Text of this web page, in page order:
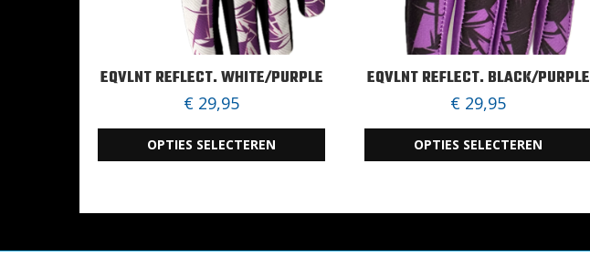
EQVLNT REFLECT. WHITE/PURPLE
€ 29,95
OPTIES SELECTEREN
EQVLNT REFLECT. BLACK/PURPLE
€ 29,95
OPTIES SELECTEREN